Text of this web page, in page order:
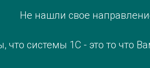
Не нашли свое
что системы 1С - это то что